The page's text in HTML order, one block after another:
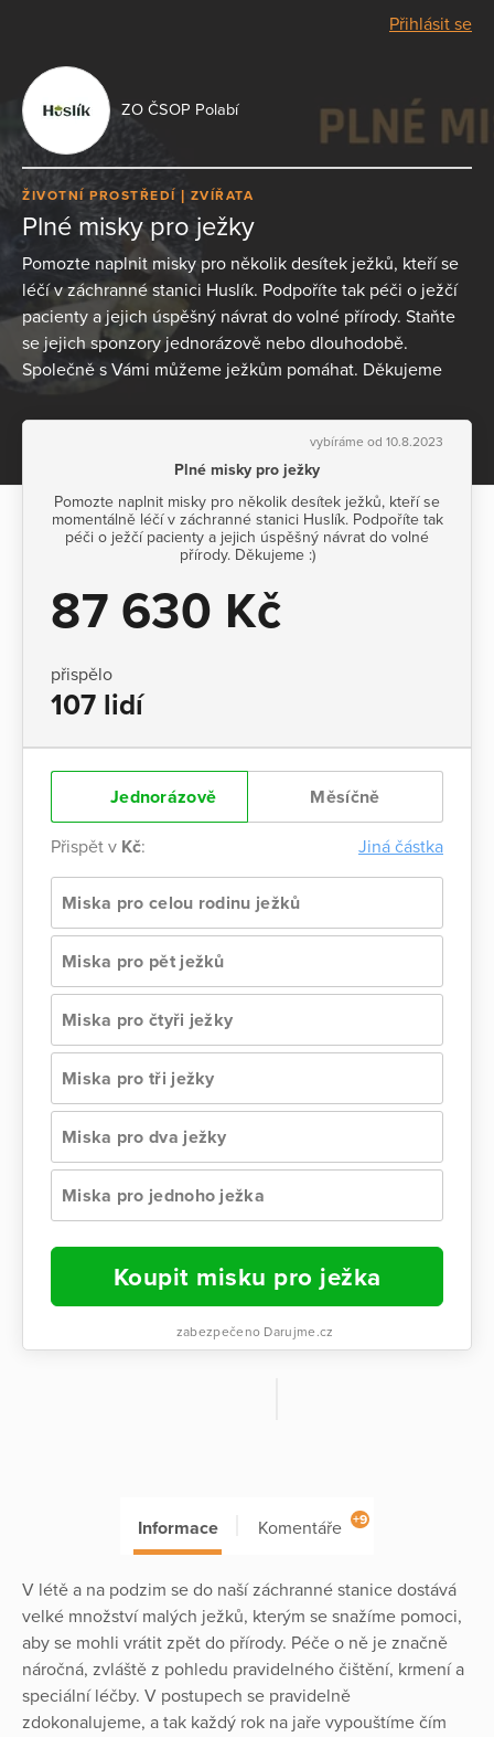
Přihlásit se
ZO ČSOP Polabí
ŽIVOTNÍ PROSTŘEDÍ ZVÍŘATA
Plné misky pro ježky
Pomozte naplnit misky pro několik desítek ježků, kteří se
léčí v záchranné stanici Huslík. Podpoříte tak péči o ježčí
pacienty a jejich úspěšný návrat do volné přírody. Staňte
se jejich sponzory jednorázově nebo dlouhodobě.
Společně s Vámi můžeme ježkům pomáhat. Děkujeme
vybíráme od 10.8.2023
Plné misky pro ježky
Pomozte naplnit misky pro několik desítek ježků, kteří se
momentálně léčí v záchranné stanici Huslík. Podpoříte tak
péči o ježčí pacienty a jejich úspěšný návrat do volné
přírody. Děkujeme :)
87 630 Kč
přispělo
107 lidí
Jednorázově Měsíčně
Přispět v Kč: Jiná částka
Miska pro celou rodinu ježků
Miska pro pět ježků
Miska pro čtyři ježky
Miska pro tři ježky
Miska pro dva ježky
Miska pro jednoho ježka
Koupit misku pro ježka
zabezpečeno Darujme.cz
Informace Komentáře +9
V létě a na podzim se do naší záchranné stanice dostává
velké množství malých ježků, kterým se snažíme pomoci,
aby se mohli vrátit zpět do přírody. Péče o ně je značně
náročná, zvláště z pohledu pravidelného čištění, krmení a
speciální léčby. V postupech se pravidelně
zdokonalujeme, a tak každý rok na jaře vypouštíme čím